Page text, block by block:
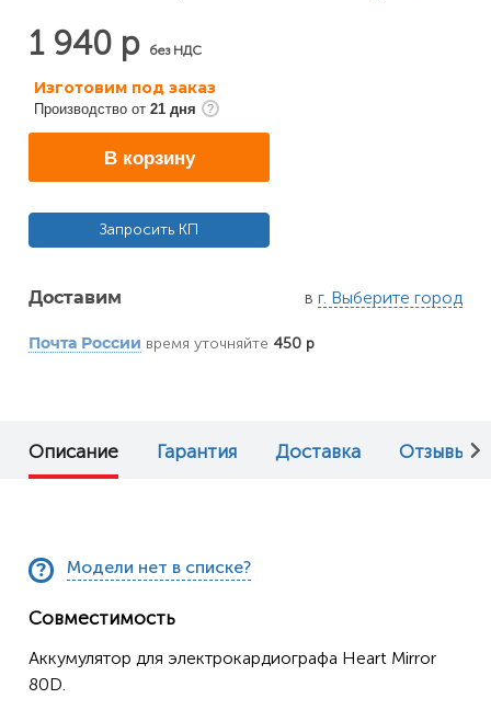
1 940 р без НДС
Изготовим под заказ
Производство от 21 дня
В корзину
Запросить КП
Доставим в г. Выберите город
Почта России время уточняйте 450 р
Описание Гарантия Доставка Отзывы (0)
Модели нет в списке?
Совместимость
Аккумулятор для электрокардиографа Heart Mirror
80D.